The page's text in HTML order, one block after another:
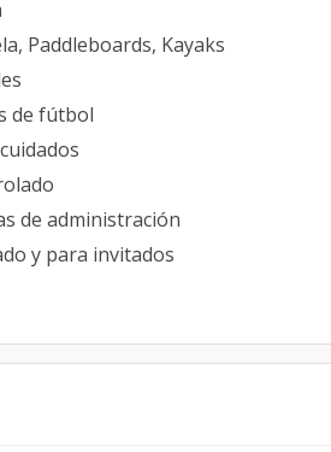
Paddleboards, Kayaks
de fútbol
de administración
y para invitados